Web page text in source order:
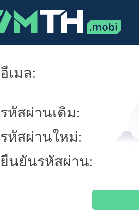
อีเมล:
รหัสผ่านเดิม:
รหัสผ่านใหม่:
ยืนยันรหัสผ่าน: